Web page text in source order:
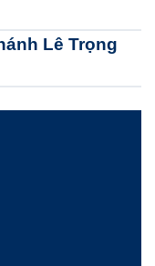
Lê Trọng